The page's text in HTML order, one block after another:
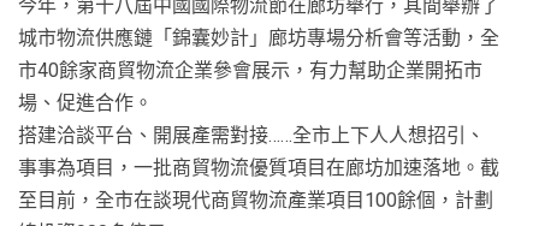
今年，第十八屆中國國際物流節在廊坊舉行，其間舉辦了
城市物流供應鏈「錦囊妙計」廊坊專場分析會等活動，全
市40餘家商貿物流企業參會展示，有力幫助企業開拓市
場、促進合作。
搭建洽談平台、開展產需對接……全市上下人人想招引、
事事為項目，一批商貿物流優質項目在廊坊加速落地。截
至目前，全市在談現代商貿物流產業項目100餘個，計劃